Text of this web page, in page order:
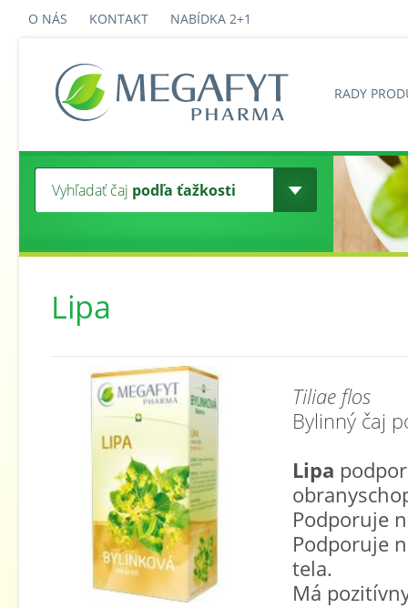
O NÁS KONTAKT NABÍDKA 2+1
RADY
Vyhľadať čaj podľa ťažkosti
Lipa
Tiliae flos
Bylinný čaj
Lipa
Podporuje
Podporuje
tela.
Má